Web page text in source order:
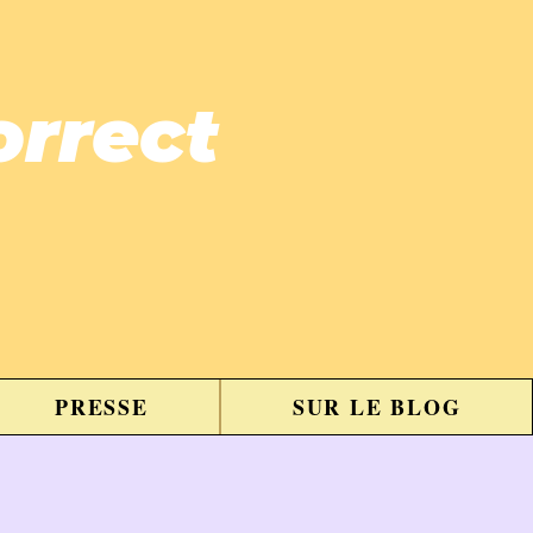
PRESSE SUR LE BLOG